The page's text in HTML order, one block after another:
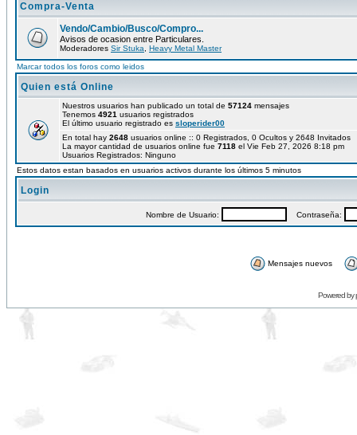
Compra-Venta
Vendo/Cambio/Busco/Compro...
Avisos de ocasion entre Particulares.
Moderadores Sir Stuka Heavy Metal Master
Marcar todos los foros como leidos
Quien está Online
Nuestros usuarios han publicado un total de 57124 mensajes
Tenemos 4921 usuarios registrados
El último usuario registrado es sloperider00
En total hay 2648 usuarios online :: 0 Registrados, 0 Ocultos y 2648
La mayor cantidad de usuarios online fue 7118 el Vie Feb 27, 2026 8:18 pm
Usuarios Registrados: Ninguno
Estos datos estan basados en usuarios activos durante los últimos 5 minutos
Login
Nombre de Usuario: Contraseña:
Mensajes nuevos
Powered by